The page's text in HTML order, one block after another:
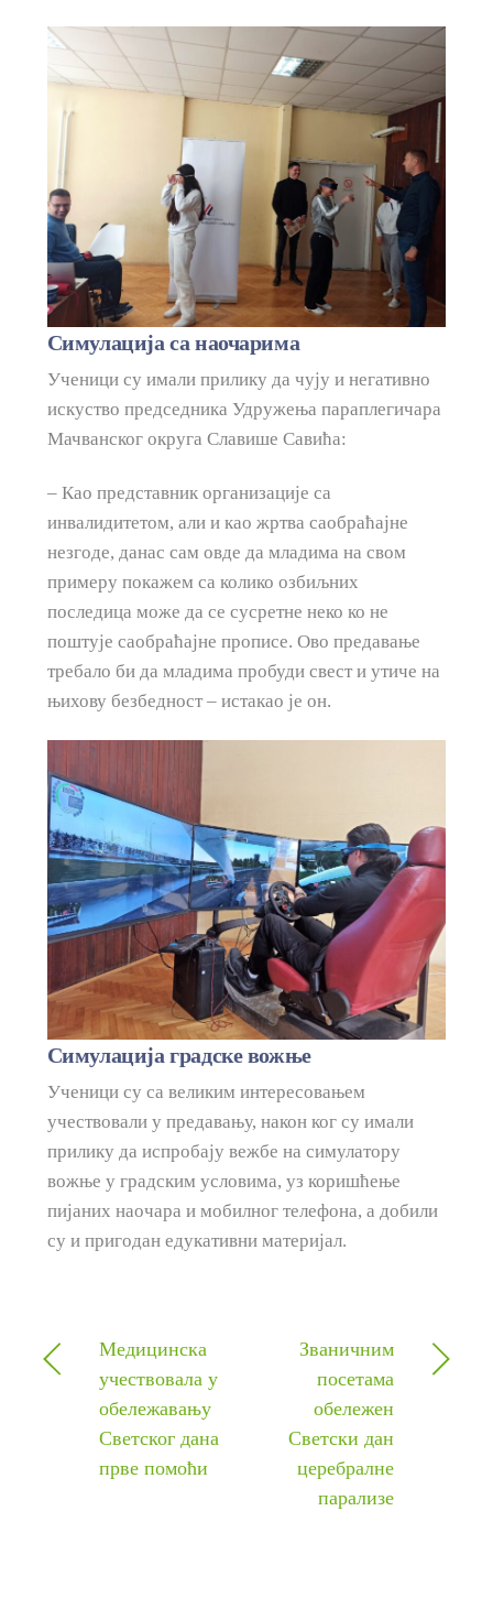
Симулација са наочарима
Ученици су имали прилику да чују и негативно
искуство председника Удружења параплегичара
Мачванског округа Славише Савића:
– Као представник организације са
инвалидитетом, али и као жртва саобраћајне
незгоде, данас сам овде да младима на свом
примеру покажем са колико озбиљних
последица може да се сусретне неко ко не
поштује саобраћајне прописе. Ово предавање
требало би да младима пробуди свест и утиче на
њихову безбедност – истакао је он.
Симулација градске вожње
Ученици су са великим интересовањем
учествовали у предавању, након ког су имали
прилику да испробају вежбе на симулатору
вожње у градским условима, уз коришћење
пијаних наочара и мобилног телефона, а добили
су и пригодан едукативни материјал.
Медицинска
учествовала у
обележавању
Светског дана
прве помоћи
Званичним
посетама
обележен
Светски дан
церебралне
парализе